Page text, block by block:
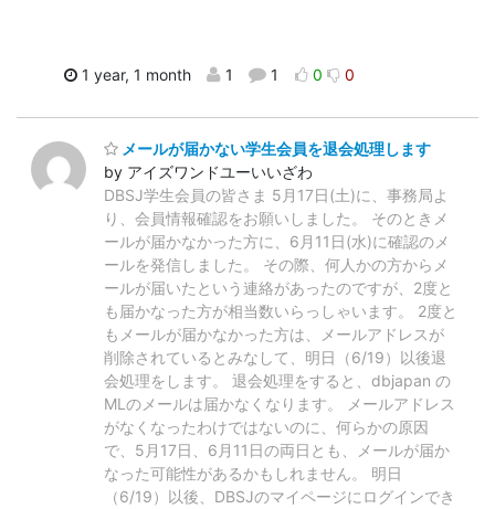
1 year, 1 month 1 1 0 0
メールが届かない学生会員を退会処理します
by アイズワンドユーいいざわ
DBSJ学生会員の皆さま 5月17日(土)に、事務局よ
り、会員情報確認をお願いしました。 そのときメ
ールが届かなかった方に、6月11日(水)に確認のメ
ールを発信しました。 その際、何人かの方からメ
ールが届いたという連絡があったのですが、2度と
も届かなった方が相当数いらっしゃいます。 2度と
もメールが届かなかった方は、メールアドレスが
削除されているとみなして、明日（6/19）以後退
会処理をします。 退会処理をすると、dbjapan の
MLのメールは届かなくなります。 メールアドレス
がなくなったわけではないのに、何らかの原因
で、5月17日、6月11日の両日とも、メールが届か
なった可能性があるかもしれません。 明日
（6/19）以後、DBSJのマイページにログインでき